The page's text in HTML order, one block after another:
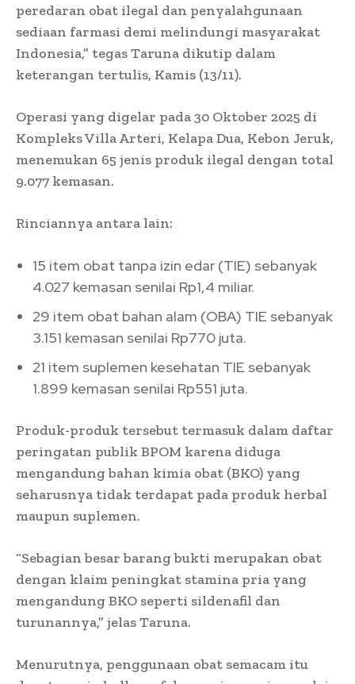
peredaran obat ilegal dan penyalahgunaan
sediaan farmasi demi melindungi masyarakat
Indonesia,” tegas Taruna dikutip dalam
keterangan tertulis, Kamis (13/11).
Operasi yang digelar pada 30 Oktober 2025 di
Kompleks Villa Arteri, Kelapa Dua, Kebon Jeruk,
menemukan 65 jenis produk ilegal dengan total
9.077 kemasan.
Rinciannya antara lain:
15 item obat tanpa izin edar (TIE) sebanyak
4.027 kemasan senilai Rp1,4 miliar.
29 item obat bahan alam (OBA) TIE sebanyak
3.151 kemasan senilai Rp770 juta.
21 item suplemen kesehatan TIE sebanyak
1.899 kemasan senilai Rp551 juta.
Produk-produk tersebut termasuk dalam daftar
peringatan publik BPOM karena diduga
mengandung bahan kimia obat (BKO) yang
seharusnya tidak terdapat pada produk herbal
maupun suplemen.
“Sebagian besar barang bukti merupakan obat
dengan klaim peningkat stamina pria yang
mengandung BKO seperti sildenafil dan
turunannya,” jelas Taruna.
Menurutnya, penggunaan obat semacam itu